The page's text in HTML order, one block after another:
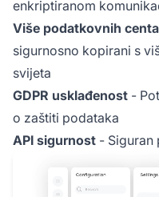
enkriptiranom
Više podatkovnih
sigurnosno kopirani s
svijeta
GDPR usklađenost -
o zaštiti podataka
API sigurnost - Siguran